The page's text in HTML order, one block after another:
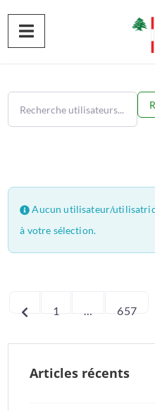
Aucun utilisateur/
à votre sélection.
des
publications
Articles plus récents
1 657
Articles récents